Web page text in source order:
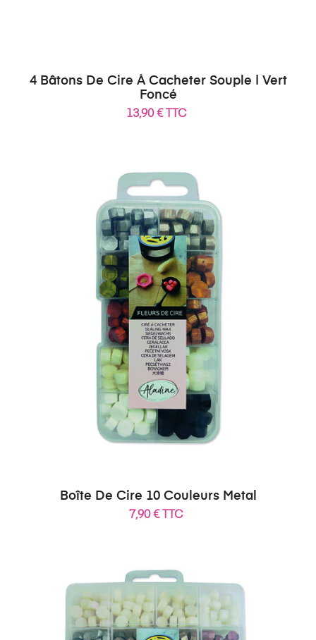
4 Bâtons De Cire À Cacheter Souple | Vert
Foncé
13,90 € TTC
Boîte De Cire 10 Couleurs Metal
7,90 € TTC